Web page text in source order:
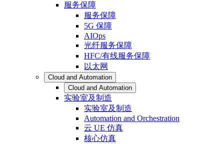
服务保障
服务保障
5G 保障
AIOps
光纤服务保障
HFC/有线服务保障
以太网
Cloud and Automation
Cloud and Automation
实验室及制造
实验室及制造
Automation and Orchestration
云 UE 仿真
核心仿真